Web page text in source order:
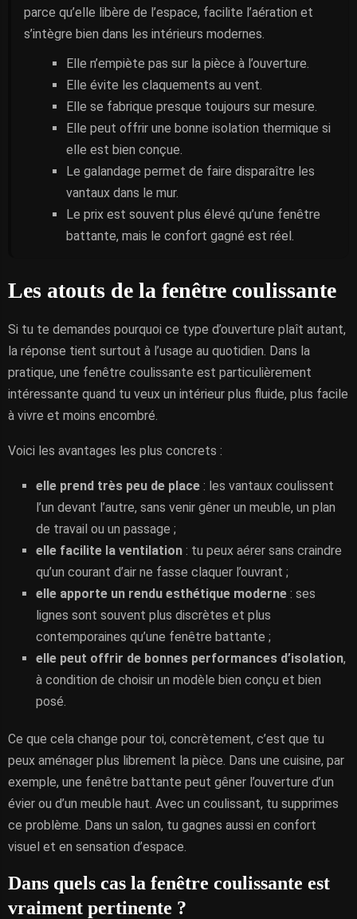
parce qu’elle libère de l’espace, facilite l’aération et
s’intègre bien dans les intérieurs modernes.
Elle n’empiète pas sur la pièce à l’ouverture.
Elle évite les claquements au vent.
Elle se fabrique presque toujours sur mesure.
Elle peut offrir une bonne isolation thermique si
elle est bien conçue.
Le galandage permet de faire disparaître les
vantaux dans le mur.
Le prix est souvent plus élevé qu’une fenêtre
battante, mais le confort gagné est réel.
Les atouts de la fenêtre coulissante
Si tu te demandes pourquoi ce type d’ouverture plaît autant,
la réponse tient surtout à l’usage au quotidien. Dans la
pratique, une fenêtre coulissante est particulièrement
intéressante quand tu veux un intérieur plus fluide, plus facile
à vivre et moins encombré.
Voici les avantages les plus concrets :
elle prend très peu de place : les vantaux coulissent
l’un devant l’autre, sans venir gêner un meuble, un plan
de travail ou un passage ;
elle facilite la ventilation : tu peux aérer sans craindre
qu’un courant d’air ne fasse claquer l’ouvrant ;
elle apporte un rendu esthétique moderne : ses
lignes sont souvent plus discrètes et plus
contemporaines qu’une fenêtre battante ;
elle peut offrir de bonnes performances d’isolation,
à condition de choisir un modèle bien conçu et bien
posé.
Ce que cela change pour toi, concrètement, c’est que tu
peux aménager plus librement la pièce. Dans une cuisine, par
exemple, une fenêtre battante peut gêner l’ouverture d’un
évier ou d’un meuble haut. Avec un coulissant, tu supprimes
ce problème. Dans un salon, tu gagnes aussi en confort
visuel et en sensation d’espace.
Dans quels cas la fenêtre coulissante est
vraiment pertinente ?